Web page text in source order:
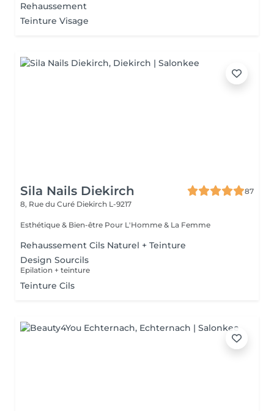
Rehaussement
Teinture Visage
Sila Nails Diekirch
87
8, Rue du Curé Diekirch L-9217
Esthétique & Bien-être Pour L'Homme & La Femme
Rehaussement Cils Naturel + Teinture
Design Sourcils
Epilation + teinture
Teinture Cils